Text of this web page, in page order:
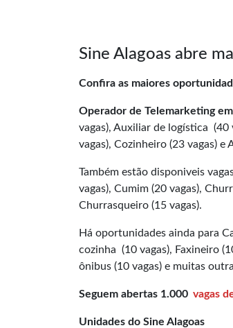
Sine Alagoas abre
Confira as maiores
Operador de Telemarketing
vagas), Auxiliar de logística (40
vagas), Cozinheiro (23 vagas) e
Também estão disponiveis
vagas), Cumim (20 vagas),
Churrasqueiro (15 vagas).
Há oportunidades ainda para
cozinha (10 vagas), Faxineiro
ônibus (10 vagas) e muitas
Seguem abertas 1.000 vagas
Unidades do Sine Alagoas